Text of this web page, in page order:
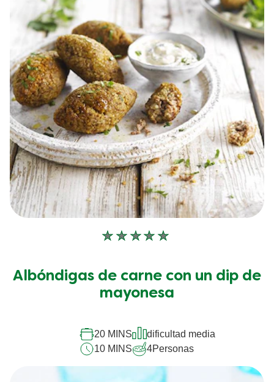
No
enviado
calificaciones
recipe
Albóndigas de carne con un dip de
mayonesa
20 MINS
dificultad media
10 MINS
4Personas